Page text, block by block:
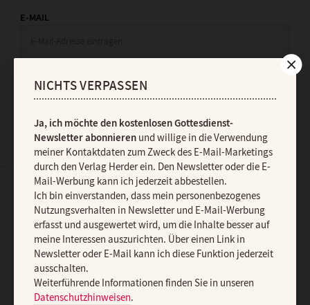
E-MAIL
AGB und Widerrufsbelehrung Datenschutz Barrierefreiheit
Impressum
Vertrag widerrufen Abo online kündigen
NICHTS VERPASSEN
Ja, ich möchte den kostenlosen Gottesdienst-
Newsletter abonnierenund willige in die Verwendung
meiner Kontaktdaten zum Zweck des E-Mail-Marketings
durch den Verlag Herder ein. Den Newsletter oder die E-
Mail-Werbung kann ich jederzeit abbestellen.
Ich bin einverstanden, dass mein personenbezogenes
Nutzungsverhalten in Newsletter und E-Mail-Werbung
erfasst und ausgewertet wird, um die Inhalte besser auf
meine Interessen auszurichten. Über einen Link in
Newsletter oder E-Mail kann ich diese Funktion jederzeit
ausschalten.
Weiterführende Informationen finden Sie in unseren
Datenschutzhinweisen.